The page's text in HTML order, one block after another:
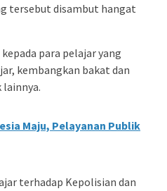
tersebut disambut hangat
para pelajar yang
kembangkan bakat dan
lainnya.
Maju, Pelayanan Publik
terhadap Kepolisian dan